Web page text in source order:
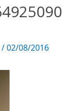
/02/08/2016